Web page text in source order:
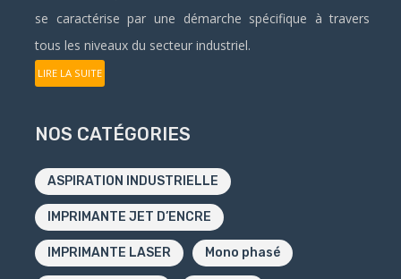
se caractérise par une démarche spécifique à travers
tous les niveaux du secteur industriel.
LIRE LA SUITE
NOS CATÉGORIES
ASPIRATION INDUSTRIELLE
IMPRIMANTE JET D’ENCRE
IMPRIMANTE LASER Mono phasé